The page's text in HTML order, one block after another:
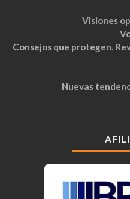
Visiones
Consejos que protegen.
Nuevas